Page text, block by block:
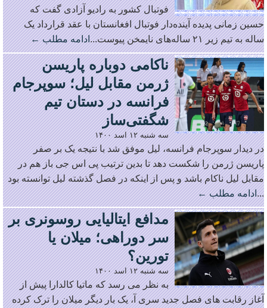
فوتبال کشور به رادیو آزادی گفت که
حسین‌ زمانی پدیده آینده‌دار فوتبال افغانستان با عقد قرارداد یک
ساله به تیم زیر ۲۱ ساله‌های نایمخن پیوست...
ادامه مطلب ←
ناکامی دوباره پاریسن
ژرمن مقابل لیل؛ سوپرجام
فرانسه در دستان تیم
شگفتی‌ساز
سه شنبه ۱۲ اسد ۱۴۰۰
در دیدار سوپرجام فرانسه، لیل موفق شد با نتیجه یک بر صفر
پاریسن ژرمن را شکست دهد تا بدین ترتیب پی اس جی باز هم در
مقابل لیل ناکام باشد و پس از اینکه در فصل گذشته لیل توانسته بود
...ادامه مطلب ←
مدافع ایتالیایی روسونری بر
سر دوراهی؛ میلان یا
تورین؟
سه شنبه ۱۲ اسد ۱۴۰۰
به نظر می رسد که ماتیا کالدارا پیش از
آغاز رقابت های فصل جدید سری آ، یک بار دیگر میلان را ترک کرده